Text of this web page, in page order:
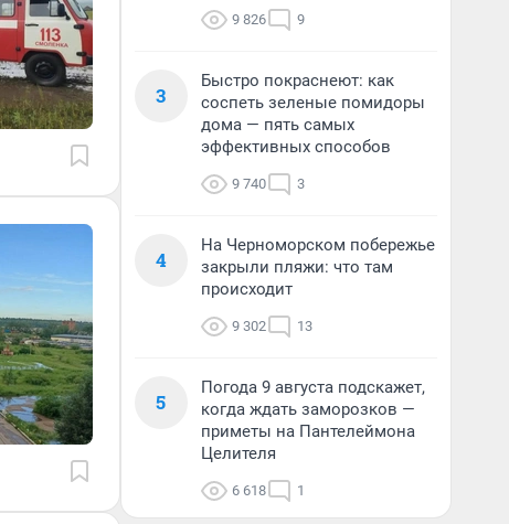
9 826 9
3
Быстро покраснеют: как
соспеть зеленые помидоры
дома — пять самых
эффективных способов
9 740 3
4
На Черноморском побережье
закрыли пляжи: что там
происходит
9 302 13
5
Погода 9 августа подскажет,
когда ждать заморозков —
приметы на Пантелеймона
Целителя
6 618 1